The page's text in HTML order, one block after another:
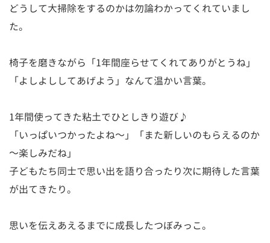
どうして大掃除をするのかは勿論わかってくれていまし
た。
椅子を磨きながら「1年間座らせてくれてありがとうね」
「よしよししてあげよう」なんて温かい言葉。
1年間使ってきた粘土でひとしきり遊び♪
「いっぱいつかったよね～」「また新しいのもらえるのか
～楽しみだね」
子どもたち同士で思い出を語り合ったり次に期待した言葉
が出てきたり。
思いを伝えあえるまでに成長したつぼみっこ。